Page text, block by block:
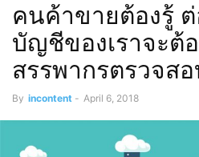
คนค้าขายต้องรู้ ต่
บัญชีของเราจะต้
สรรพากรตรวจส
By incontent - April 6, 2018